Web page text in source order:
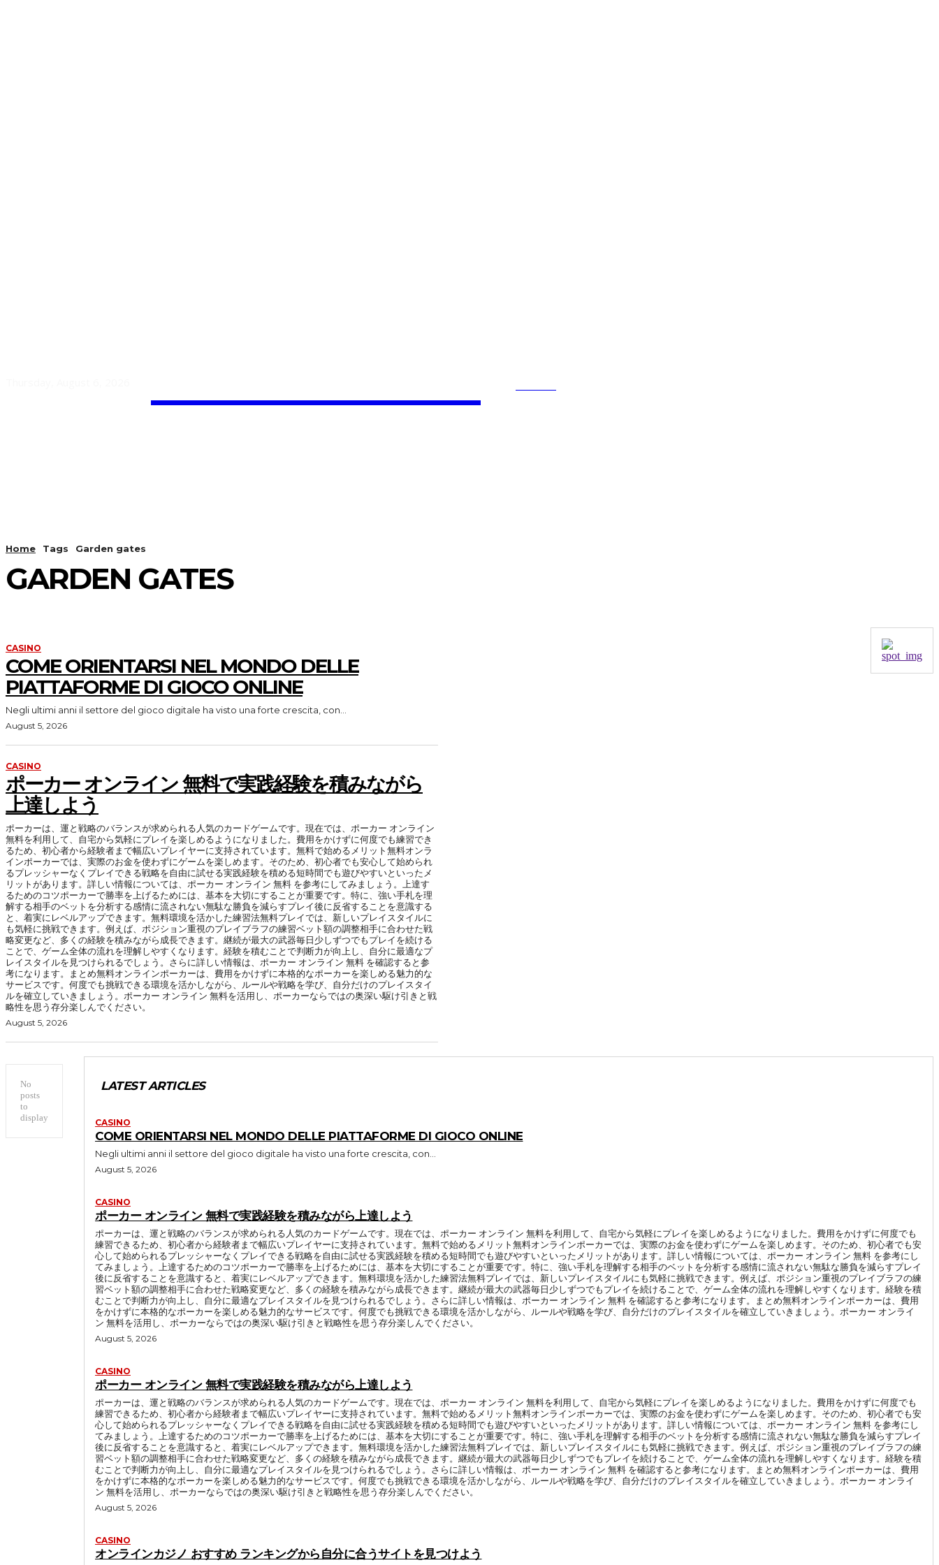
Home Tags Garden gates
GARDEN GATES
CASINO
COME ORIENTARSI NEL MONDO DELLE
PIATTAFORME DI GIOCO ONLINE
Negli ultimi anni il settore del gioco digitale ha visto una forte crescita, con...
August 5, 2026
CASINO
ポーカー オンライン 無料で実践経験を積みながら
上達しよう
ポーカーは、運と戦略のバランスが求められる人気のカードゲームです。現在では、ポーカー オンライン
無料を利用して、自宅から気軽にプレイを楽しめるようになりました。費用をかけずに何度でも練習でき
るため、初心者から経験者まで幅広いプレイヤーに支持されています。無料で始めるメリット無料オンラ
インポーカーでは、実際のお金を使わずにゲームを楽しめます。そのため、初心者でも安心して始められ
るプレッシャーなくプレイできる戦略を自由に試せる実践経験を積める短時間でも遊びやすいといったメ
リットがあります。詳しい情報については、ポーカー オンライン 無料 を参考にしてみましょう。上達す
るためのコツポーカーで勝率を上げるためには、基本を大切にすることが重要です。特に、強い手札を理
解する相手のベットを分析する感情に流されない無駄な勝負を減らすプレイ後に反省することを意識する
と、着実にレベルアップできます。無料環境を活かした練習法無料プレイでは、新しいプレイスタイルに
も気軽に挑戦できます。例えば、ポジション重視のプレイブラフの練習ベット額の調整相手に合わせた戦
略変更など、多くの経験を積みながら成長できます。継続が最大の武器毎日少しずつでもプレイを続ける
ことで、ゲーム全体の流れを理解しやすくなります。経験を積むことで判断力が向上し、自分に最適なプ
レイスタイルを見つけられるでしょう。さらに詳しい情報は、ポーカー オンライン 無料 を確認すると参
考になります。まとめ無料オンラインポーカーは、費用をかけずに本格的なポーカーを楽しめる魅力的な
サービスです。何度でも挑戦できる環境を活かしながら、ルールや戦略を学び、自分だけのプレイスタイ
ルを確立していきましょう。ポーカー オンライン 無料を活用し、ポーカーならではの奥深い駆け引きと戦
略性を思う存分楽しんでください。
August 5, 2026
No
posts
to
display
LATEST ARTICLES
CASINO
COME ORIENTARSI NEL MONDO DELLE PIATTAFORME DI GIOCO ONLINE
Negli ultimi anni il settore del gioco digitale ha visto una forte crescita, con...
August 5, 2026
CASINO
ポーカー オンライン 無料で実践経験を積みながら上達しよう
ポーカーは、運と戦略のバランスが求められる人気のカードゲームです。現在では、ポーカー オンライン 無料を利用して、自宅から気軽にプレイを楽しめるようになりました。費用をかけずに何度でも
練習できるため、初心者から経験者まで幅広いプレイヤーに支持されています。無料で始めるメリット無料オンラインポーカーでは、実際のお金を使わずにゲームを楽しめます。そのため、初心者でも安
心して始められるプレッシャーなくプレイできる戦略を自由に試せる実践経験を積める短時間でも遊びやすいといったメリットがあります。詳しい情報については、ポーカー オンライン 無料 を参考にし
てみましょう。上達するためのコツポーカーで勝率を上げるためには、基本を大切にすることが重要です。特に、強い手札を理解する相手のベットを分析する感情に流されない無駄な勝負を減らすプレイ
後に反省することを意識すると、着実にレベルアップできます。無料環境を活かした練習法無料プレイでは、新しいプレイスタイルにも気軽に挑戦できます。例えば、ポジション重視のプレイブラフの練
習ベット額の調整相手に合わせた戦略変更など、多くの経験を積みながら成長できます。継続が最大の武器毎日少しずつでもプレイを続けることで、ゲーム全体の流れを理解しやすくなります。経験を積
むことで判断力が向上し、自分に最適なプレイスタイルを見つけられるでしょう。さらに詳しい情報は、ポーカー オンライン 無料 を確認すると参考になります。まとめ無料オンラインポーカーは、費用
をかけずに本格的なポーカーを楽しめる魅力的なサービスです。何度でも挑戦できる環境を活かしながら、ルールや戦略を学び、自分だけのプレイスタイルを確立していきましょう。ポーカー オンライ
ン 無料を活用し、ポーカーならではの奥深い駆け引きと戦略性を思う存分楽しんでください。
August 5, 2026
CASINO
ポーカー オンライン 無料で実践経験を積みながら上達しよう
ポーカーは、運と戦略のバランスが求められる人気のカードゲームです。現在では、ポーカー オンライン 無料を利用して、自宅から気軽にプレイを楽しめるようになりました。費用をかけずに何度でも
練習できるため、初心者から経験者まで幅広いプレイヤーに支持されています。無料で始めるメリット無料オンラインポーカーでは、実際のお金を使わずにゲームを楽しめます。そのため、初心者でも安
心して始められるプレッシャーなくプレイできる戦略を自由に試せる実践経験を積める短時間でも遊びやすいといったメリットがあります。詳しい情報については、ポーカー オンライン 無料 を参考にし
てみましょう。上達するためのコツポーカーで勝率を上げるためには、基本を大切にすることが重要です。特に、強い手札を理解する相手のベットを分析する感情に流されない無駄な勝負を減らすプレイ
後に反省することを意識すると、着実にレベルアップできます。無料環境を活かした練習法無料プレイでは、新しいプレイスタイルにも気軽に挑戦できます。例えば、ポジション重視のプレイブラフの練
習ベット額の調整相手に合わせた戦略変更など、多くの経験を積みながら成長できます。継続が最大の武器毎日少しずつでもプレイを続けることで、ゲーム全体の流れを理解しやすくなります。経験を積
むことで判断力が向上し、自分に最適なプレイスタイルを見つけられるでしょう。さらに詳しい情報は、ポーカー オンライン 無料 を確認すると参考になります。まとめ無料オンラインポーカーは、費用
をかけずに本格的なポーカーを楽しめる魅力的なサービスです。何度でも挑戦できる環境を活かしながら、ルールや戦略を学び、自分だけのプレイスタイルを確立していきましょう。ポーカー オンライ
ン 無料を活用し、ポーカーならではの奥深い駆け引きと戦略性を思う存分楽しんでください。
August 5, 2026
CASINO
オンラインカジノ おすすめ ランキングから自分に合うサイトを見つけよう